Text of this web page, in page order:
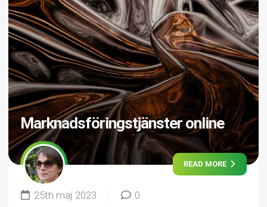
Marknadsföringstjänster online
READ MORE
25th maj 2023 0